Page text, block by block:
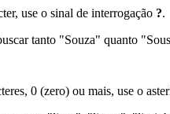
use o sinal de interrogação ?.
tanto "Souza" quanto
0 (zero) ou mais, use o